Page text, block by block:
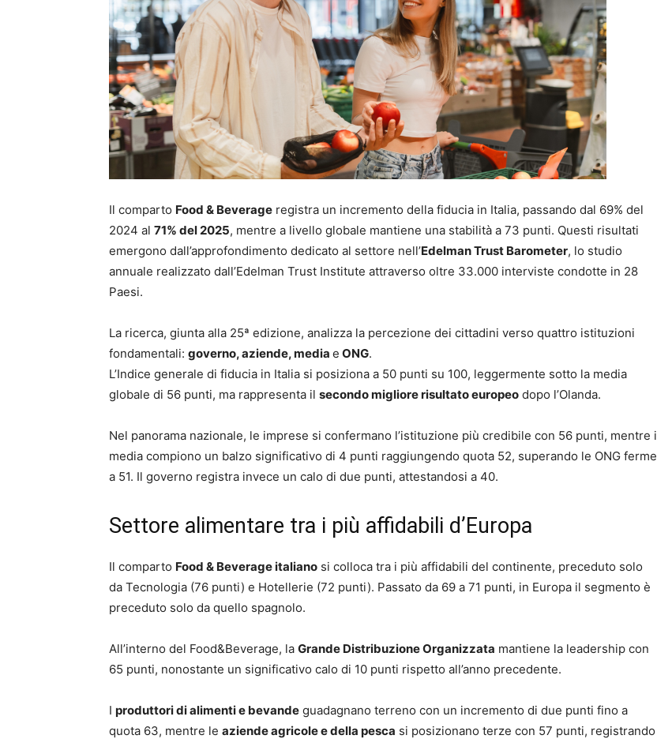
Il comparto Food & Beverage registra un incremento della fiducia in Italia, passando dal 69% del
2024 al 71% del 2025, mentre a livello globale mantiene una stabilità a 73 punti. Questi risultati
emergono dall’approfondimento dedicato al settore nell’Edelman Trust Barometer, lo studio
annuale realizzato dall’Edelman Trust Institute attraverso oltre 33.000 interviste condotte in 28
Paesi.
La ricerca, giunta alla 25ª edizione, analizza la percezione dei cittadini verso quattro istituzioni
fondamentali: governo, aziende, media e ONG.
L’Indice generale di fiducia in Italia si posiziona a 50 punti su 100, leggermente sotto la media
globale di 56 punti, ma rappresenta il secondo migliore risultato europeo dopo l’Olanda.
Nel panorama nazionale, le imprese si confermano l’istituzione più credibile con 56 punti, mentre i
media compiono un balzo significativo di 4 punti raggiungendo quota 52, superando le ONG ferme
a 51. Il governo registra invece un calo di due punti, attestandosi a 40.
Settore alimentare tra i più affidabili d’Europa
Il comparto Food & Beverage italiano si colloca tra i più affidabili del continente, preceduto solo
da Tecnologia (76 punti) e Hotellerie (72 punti). Passato da 69 a 71 punti, in Europa il segmento è
preceduto solo da quello spagnolo.
All’interno del Food&Beverage, la Grande Distribuzione Organizzata mantiene la leadership con
65 punti, nonostante un significativo calo di 10 punti rispetto all’anno precedente.
I produttori di alimenti e bevande guadagnano terreno con un incremento di due punti fino a
quota 63, mentre le aziende agricole e della pesca si posizionano terze con 57 punti, registrando